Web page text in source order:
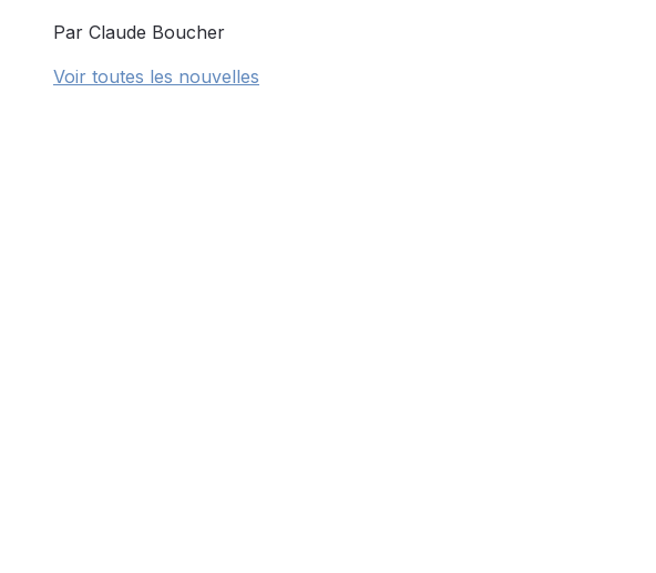
Par Claude Boucher
Voir toutes les nouvelles